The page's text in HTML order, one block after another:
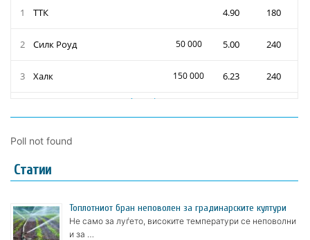
Poll not found
Статии
Топлотниот бран неповолен за градинарските култури
Не само за луѓето, високите температури се неповолни
и за …